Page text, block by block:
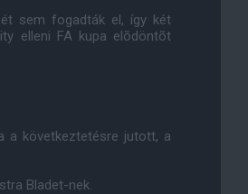
sem fogadták el, így két
elleni FA kupa elõdöntõt
a következtetésre jutott, a
Bladet-nek.